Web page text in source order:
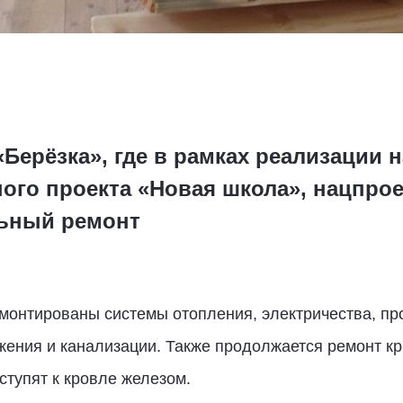
где в рамках
проекта «Новая школа»,
ремонт
системы отопления, электричества,
и канализации. Также продолжается ремонт
к кровле железом.